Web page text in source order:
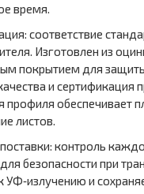
время.
соответствие
Изготовлен из
покрытием для
и сертификация
профиля обеспечивает
листов.
контроль
безопасности при
УФ‑излучению и